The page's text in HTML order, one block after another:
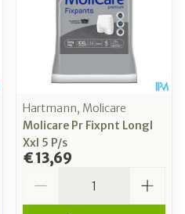
Hartmann, Molicare
Molicare Pr Fixpnt Longl
Xxl 5 P/s
€ 13,69